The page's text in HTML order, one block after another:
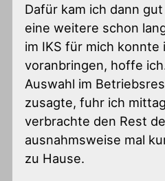
Dafür kam ich dann
eine weitere schon
im IKS für mich konnte
voranbringen, hoffe
Auswahl im
zusagte, fuhr ich
verbrachte den Rest
ausnahmsweise mal
zu Hause.